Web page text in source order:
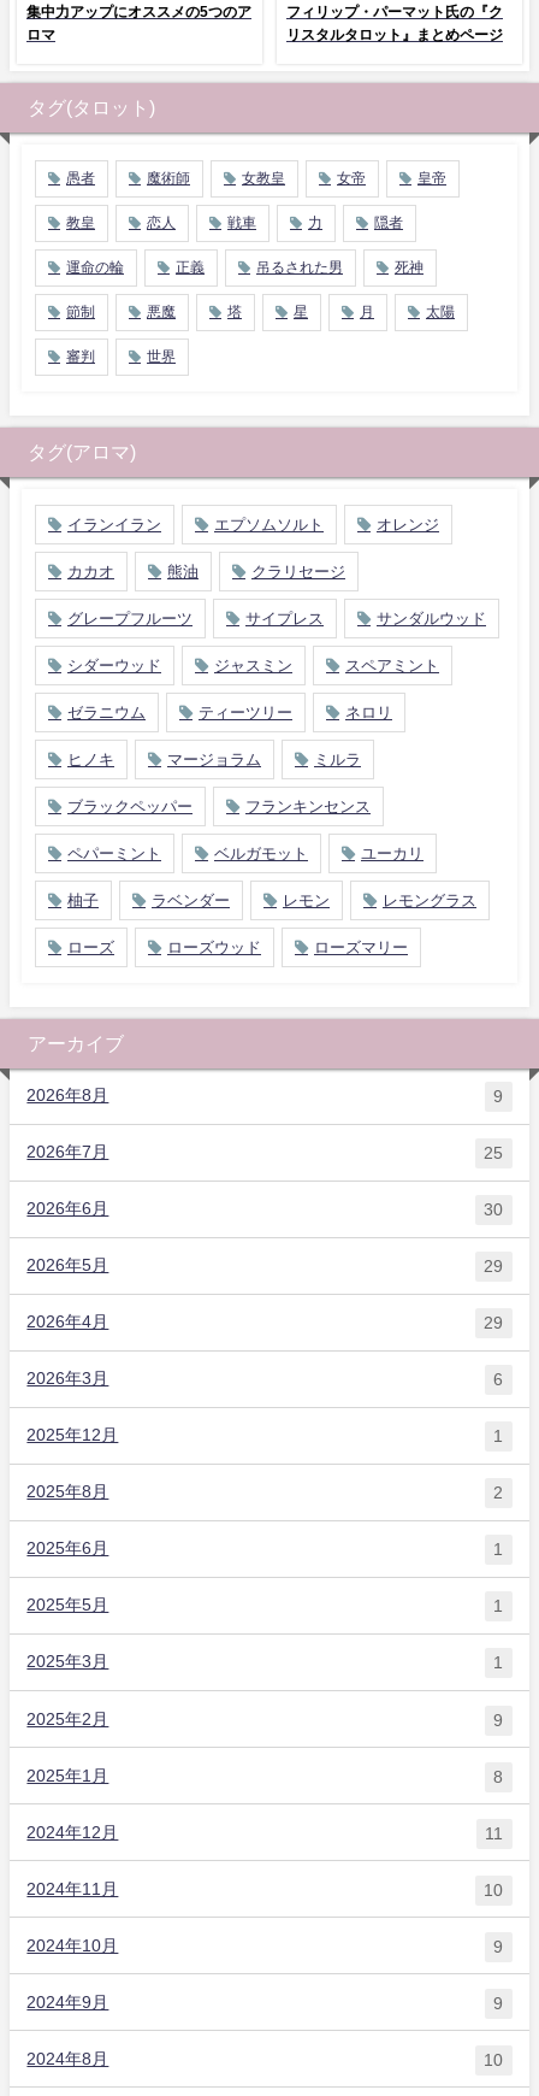
集中力アップにオススメの5つのア
ロマ
フィリップ・パーマット氏の『ク
リスタルタロット』まとめページ
タグ(タロット)
愚者 魔術師 女教皇 女帝 皇帝
教皇 恋人 戦車 力 隠者
運命の輪 正義 吊るされた男 死神
節制 悪魔 塔 星 月 太陽
審判 世界
タグ(アロマ)
イランイラン エプソムソルト オレンジ
カカオ 熊油 クラリセージ
グレープフルーツ サイプレス サンダルウッド
シダーウッド ジャスミン スペアミント
ゼラニウム ティーツリー ネロリ
ヒノキ マージョラム ミルラ
ブラックペッパー フランキンセンス
ペパーミント ベルガモット ユーカリ
柚子 ラベンダー レモン レモングラス
ローズ ローズウッド ローズマリー
アーカイブ
2026年8月 9
2026年7月 25
2026年6月 30
2026年5月 29
2026年4月 29
2026年3月 6
2025年12月 1
2025年8月 2
2025年6月 1
2025年5月 1
2025年3月 1
2025年2月 9
2025年1月 8
2024年12月 11
2024年11月 10
2024年10月 9
2024年9月 9
2024年8月 10